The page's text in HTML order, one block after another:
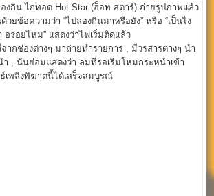
งกิน ไก่ทอด Hot Star (ฮ็อท สตาร์) ถ่ายรูปภาพแล้ว
ยข้อความว่า “ไปลองกินมาหรือยัง” หรือ “เป็นไง
ร่อยไหม” แสดงว่าไฟเริ่มติดแล้ว
ากช่องต่างๆ มาถ่ายทำรายการ , มีวรสารต่างๆ นำ
, นั่นย่อมแสดงว่า ลมที่รอเริ่มโหมกระหน่ำเข้า
เพลิงพิฆาตนี้ได้เสร็จสมบูรณ์